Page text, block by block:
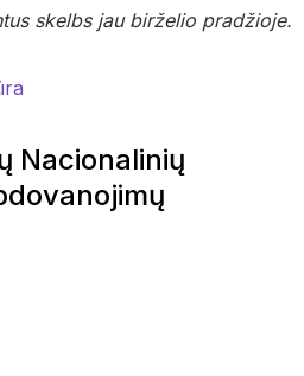
skelbs jau birželio pradžioje.
Nacionalinių